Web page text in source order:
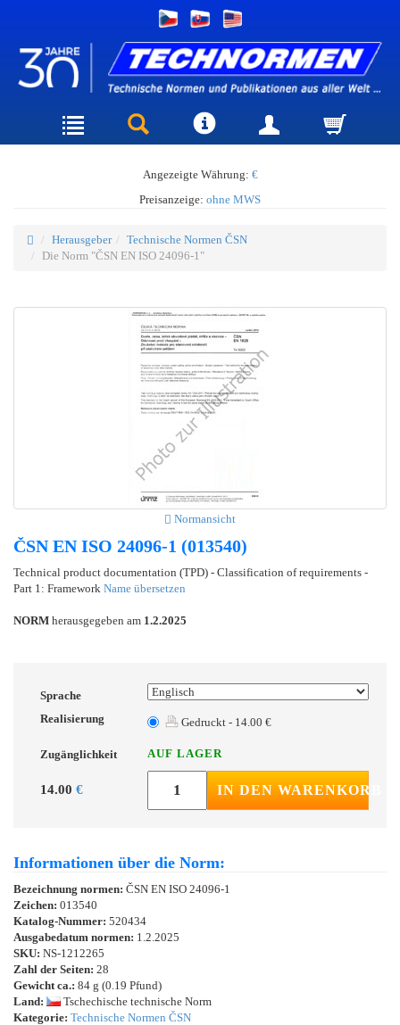
Angezeigte Währung: €
Preisanzeige: ohne MWS
Herausgeber
Technische Normen ČSN
Die Norm "ČSN EN ISO 24096-1"
Normansicht
ČSN EN ISO 24096-1 (013540)
Technical product documentation (TPD) - Classification of requirements -
Part 1: Framework Name übersetzen
NORM herausgegeben am 1.2.2025
Sprache
Realisierung
Gedruckt - 14.00 €
Zugänglichkeit AUF LAGER
14.00 € IN DEN WARENKORB
Informationen über die Norm:
Bezeichnung normen: ČSN EN ISO 24096-1
Zeichen: 013540
Katalog-Nummer: 520434
Ausgabedatum normen: 1.2.2025
SKU: NS-1212265
Zahl der Seiten: 28
Gewicht ca.: 84 g (0.19 Pfund)
Land:
Tschechische technische Norm
Kategorie: Technische Normen ČSN